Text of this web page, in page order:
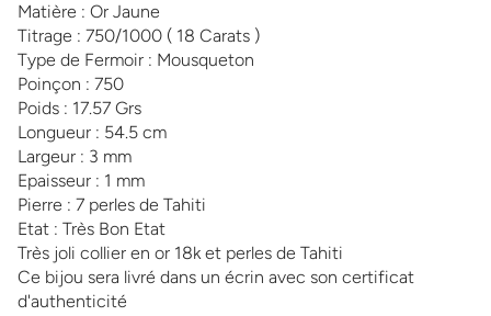
Matière : Or Jaune
Titrage : 750/1000 ( 18 Carats )
Type de Fermoir : Mousqueton
Poinçon : 750
Poids : 17.57 Grs
Longueur : 54.5 cm
Largeur : 3 mm
Epaisseur : 1 mm
Pierre : 7 perles de Tahiti
Etat : Très Bon Etat
Très joli collier en or 18k et perles de Tahiti
Ce bijou sera livré dans un écrin avec son certificat
d'authenticité